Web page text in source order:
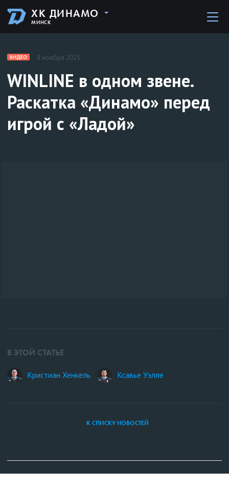
ХК ДИНАМО
МИНСК
ВИДЕО 8 ноября 2025
WINLINE в одном звене.
Раскатка «Динамо» перед
игрой с «Ладой»
В ЭТОЙ СТАТЬЕ
Кристиан Хенкель Ксавье Уэлле
К СПИСКУ НОВОСТЕЙ